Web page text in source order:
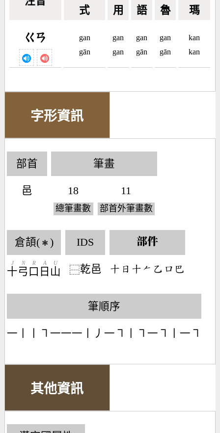
式 用 語 魯 瑪
ㄍㄢ
gan
gān
gan
gan
gan
gān
gan
gān
kan
kan
字形資訊
部首
邑
筆畫
18
總筆畫數
11
部首外筆畫數
倉頡( ✱ )
十
J
弓
N
口
R
日
A
山
U
IDS
⿱乾邑
部件
󶀓󶃐󶀓󶀩󶀇󶁶󶄋
筆順序
一丨丨㇕一一一丨丿一㇕丨㇕一㇕丨一㇕
其他資訊